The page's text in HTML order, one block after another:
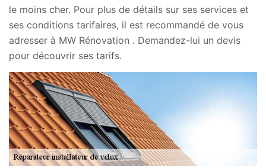
le moins cher. Pour plus de détails sur ses services et
ses conditions tarifaires, il est recommandé de vous
adresser à MW Rénovation . Demandez-lui un devis
pour découvrir ses tarifs.